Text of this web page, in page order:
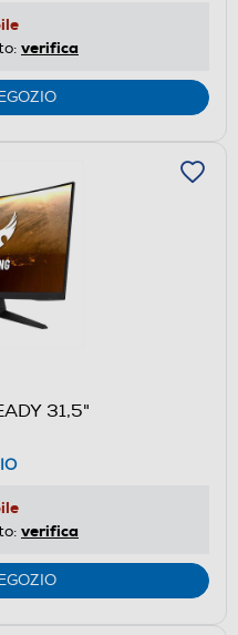
verifica
31,5"
verifica